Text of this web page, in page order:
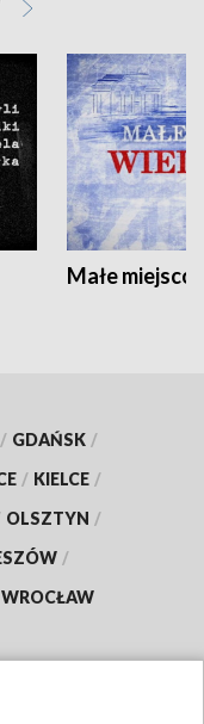
Małe
/ GDAŃSK /
/ KIELCE /
OLSZTYN /
/
WROCŁAW